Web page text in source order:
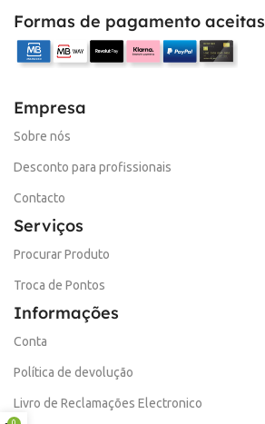
Formas de pagamento aceitas
Empresa
Sobre nós
Desconto para profissionais
Contacto
Serviços
Procurar Produto
Troca de Pontos
Informações
Conta
Política de devolução
Livro de Reclamações Electronico